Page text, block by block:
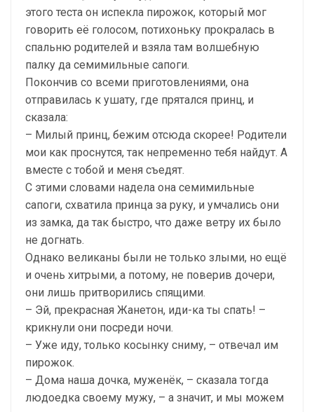
этого теста он испекла пирожок, который мог
говорить её голосом, потихоньку прокралась в
спальню родителей и взяла там волшебную
палку да семимильные сапоги.
Покончив со всеми приготовлениями, она
отправилась к ушату, где прятался принц, и
сказала:
– Милый принц, бежим отсюда скорее! Родители
мои как проснутся, так непременно тебя найдут. А
вместе с тобой и меня съедят.
С этими словами надела она семимильные
сапоги, схватила принца за руку, и умчались они
из замка, да так быстро, что даже ветру их было
не догнать.
Однако великаны были не только злыми, но ещё
и очень хитрыми, а потому, не поверив дочери,
они лишь притворились спящими.
– Эй, прекрасная Жанетон, иди-ка ты спать! –
крикнули они посреди ночи.
– Уже иду, только косынку сниму, – отвечал им
пирожок.
– Дома наша дочка, муженёк, – сказала тогда
людоедка своему мужу, – а значит, и мы можем